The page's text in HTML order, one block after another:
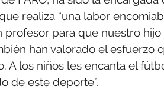
realiza “una labor
profesor para que nuestro
han valorado el esfuerzo
A los niños les encanta el
de este deporte”.